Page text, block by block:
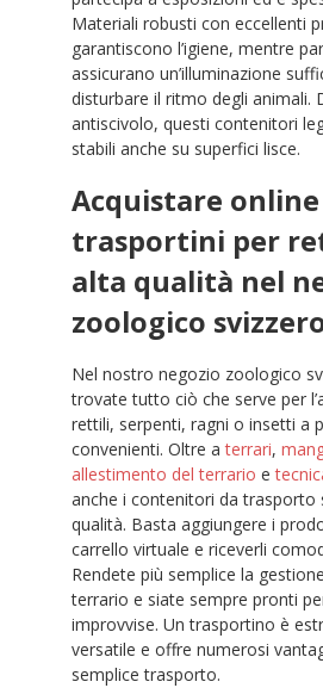
Materiali robusti con eccellenti
garantiscono l’igiene, mentre
assicurano un’illuminazione
disturbare il ritmo degli animali.
antiscivolo, questi contenitori
stabili anche su superfici lisce.
Acquistare online
trasportini per
alta qualità nel
zoologico
Nel nostro negozio zoologico
trovate tutto ciò che serve per
rettili, serpenti, ragni o insetti a
convenienti. Oltre aterrari,
allestimento del terrario e
anche i contenitori da trasporto
qualità. Basta aggiungere i
carrello virtuale e riceverli
Rendete più semplice la
terrario e siate sempre pronti
improvvise. Un trasportino è
versatile e offre numerosi
semplice trasporto.